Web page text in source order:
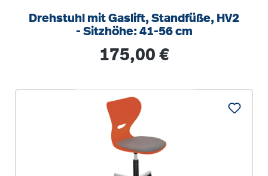
Drehstuhl mit Gaslift, Standfüße, HV2
- Sitzhöhe: 41-56 cm
Regulärer Preis:
175,00 €